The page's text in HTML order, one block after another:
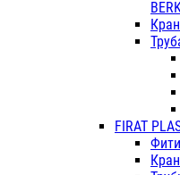
FIRAT